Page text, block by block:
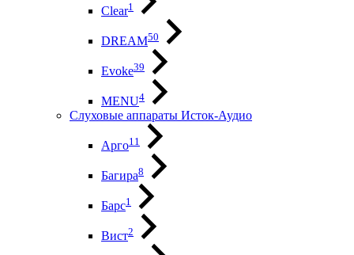
Clear1
DREAM50
Evoke39
MENU4
Слуховые аппараты Исток-Аудио
Арго11
Багира8
Барс1
Вист2